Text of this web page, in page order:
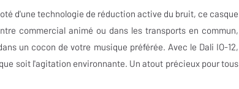
d'une technologie de réduction active du bruit, ce casque
commercial animé ou dans les transports en commun,
un cocon de votre musique préférée. Avec le Dali IO-12,
soit l'agitation environnante. Un atout précieux pour tous